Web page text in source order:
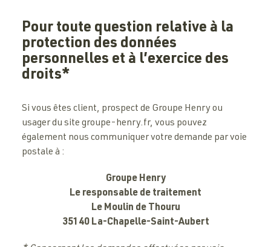
Pour toute question relative à la
protection des données
personnelles et à l’exercice des
droits*
Si vous êtes client, prospect de Groupe Henry ou
usager du site groupe-henry.fr, vous pouvez
également nous communiquer votre demande par voie
postale à :
Groupe Henry
Le responsable de traitement
Le Moulin de Thouru
35140 La-Chapelle-Saint-Aubert